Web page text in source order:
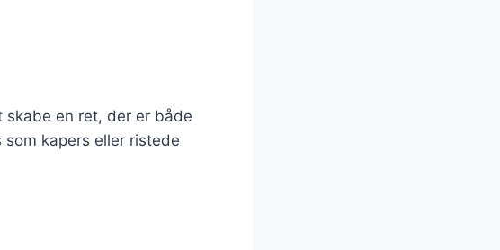
skabe en ret, der er både
kapers eller ristede